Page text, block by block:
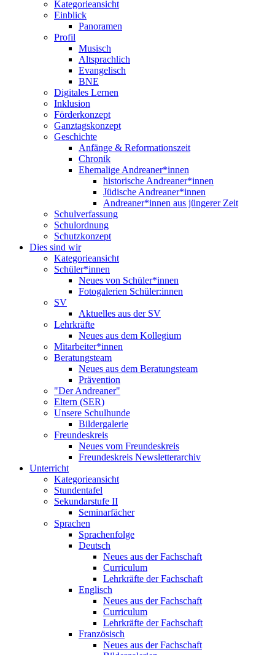
Kategorieansicht
Einblick
Panoramen
Profil
Musisch
Altsprachlich
Evangelisch
BNE
Digitales Lernen
Inklusion
Förderkonzept
Ganztagskonzept
Geschichte
Anfänge & Reformationszeit
Chronik
Ehemalige Andreaner*innen
historische Andreaner*innen
Jüdische Andreaner*innen
Andreaner*innen aus jüngerer Zeit
Schulverfassung
Schulordnung
Schutzkonzept
Dies sind wir
Kategorieansicht
Schüler*innen
Neues von Schüler*innen
Fotogalerien Schüler:innen
SV
Aktuelles aus der SV
Lehrkräfte
Neues aus dem Kollegium
Mitarbeiter*innen
Beratungsteam
Neues aus dem Beratungsteam
Prävention
"Der Andreaner"
Eltern (SER)
Unsere Schulhunde
Bildergalerie
Freundeskreis
Neues vom Freundeskreis
Freundeskreis Newsletterarchiv
Unterricht
Kategorieansicht
Stundentafel
Sekundarstufe II
Seminarfächer
Sprachen
Sprachenfolge
Deutsch
Neues aus der Fachschaft
Curriculum
Lehrkräfte der Fachschaft
Englisch
Neues aus der Fachschaft
Curriculum
Lehrkräfte der Fachschaft
Französisch
Neues aus der Fachschaft